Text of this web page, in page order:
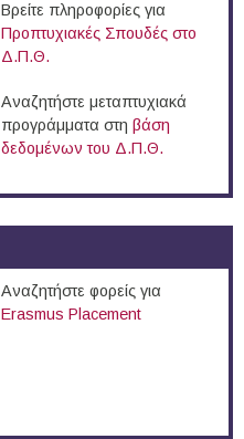
Βρείτε πληροφορίες για
Προπτυχιακές Σπουδές στο
Δ.Π.Θ.
Αναζητήστε μεταπτυχιακά
προγράμματα στη βάση
δεδομένων του Δ.Π.Θ.
Αναζητήστε φορείς για
Erasmus Placement